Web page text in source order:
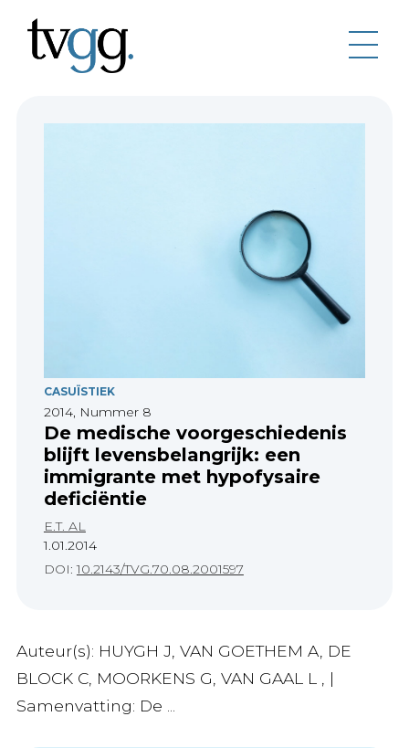
CASUÏSTIEK
2014, Nummer 8
De medische voorgeschiedenis
blijft levensbelangrijk: een
immigrante met hypofysaire
deficiëntie
E.T. AL
1.01.2014
DOI:10.2143/TVG.70.08.2001597
Auteur(s): HUYGH J, VAN GOETHEM A, DE
BLOCK C, MOORKENS G, VAN GAAL L , |
Samenvatting: De ...